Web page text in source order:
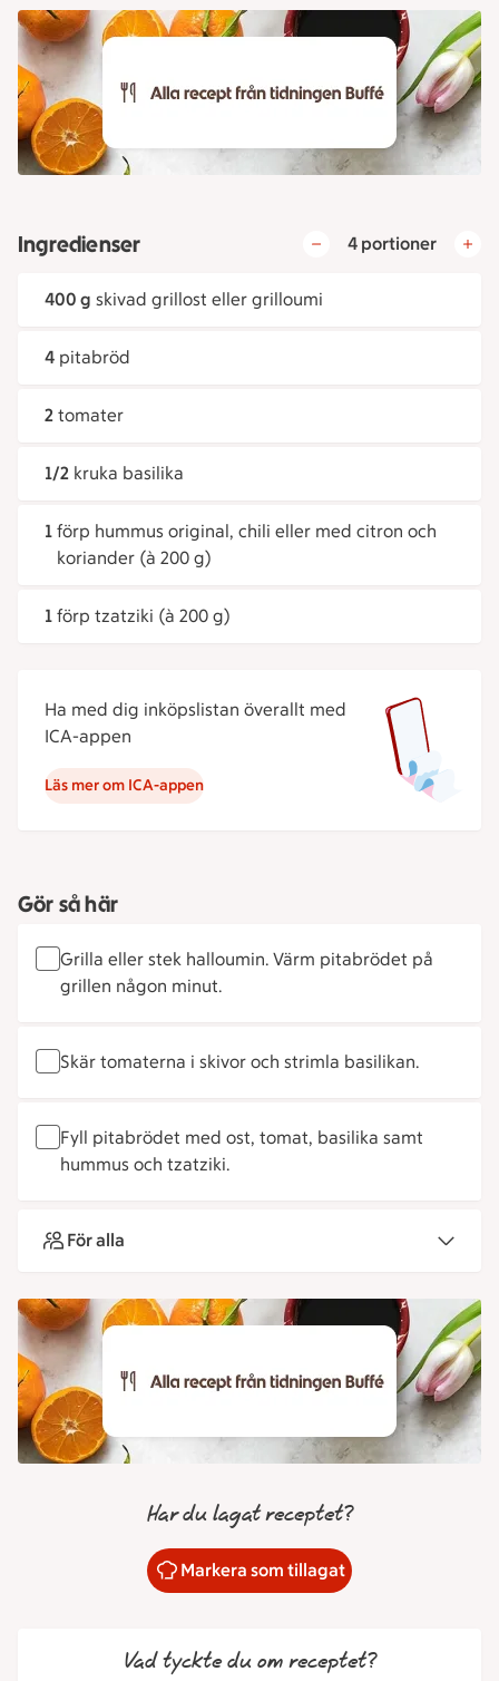
Ingredienser 4 portioner
400 g skivad grillost eller grilloumi
4 pitabröd
2 tomater
1/2 kruka basilika
1 förp hummus original, chili eller med citron och
koriander (à 200 g)
1 förp tzatziki (à 200 g)
Ha med dig inköpslistan överallt med
ICA-appen
Läs mer om ICA-appen
Gör så här
Grilla eller stek halloumin. Värm pitabrödet på
grillen någon minut.
Skär tomaterna i skivor och strimla basilikan.
Fyll pitabrödet med ost, tomat, basilika samt
hummus och tzatziki.
För alla
Har du lagat receptet?
Markera som tillagat
Vad tyckte du om receptet?